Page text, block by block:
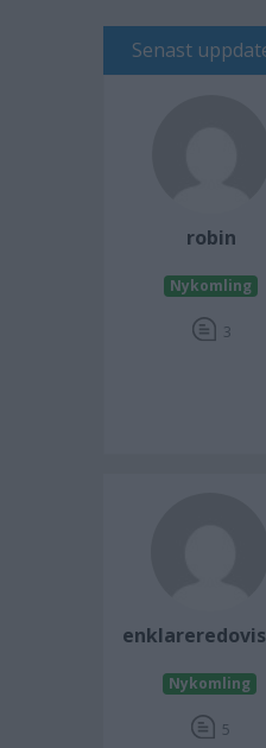
Senast
robin
Nykomling
3
Nykomling
5